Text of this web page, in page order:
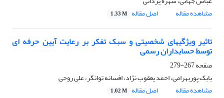
مشاهده مقاله
اصل مقاله 1.33 M
تاثیر ویژگیهای شخصیتی و سبک تفکر بر رعایت آیین حرفه ای
توسط حسابداران رسمی
صفحه267-279
بابک پوربهرامی، احمد یعقوب نژاد، افسانه توانگر، علی روحی
مشاهده مقاله
اصل مقاله 1.02 M